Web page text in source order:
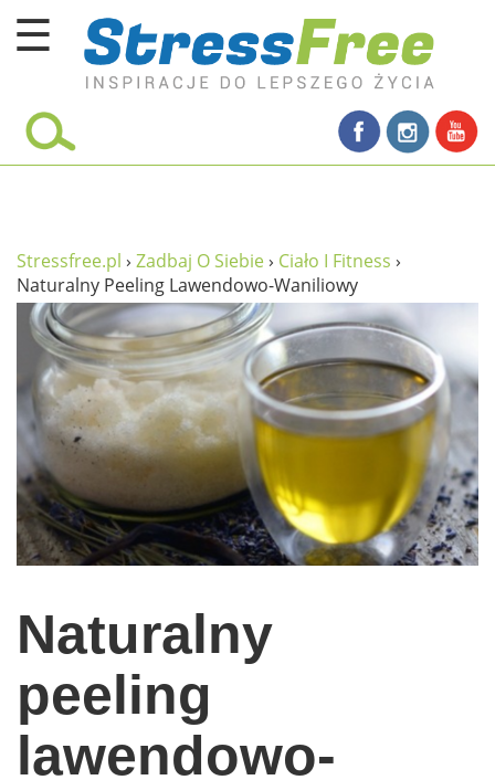
☰
Kursy online
umysł
proste życie
relaks
filozofia życia
wolność od stresu
miłość i rodzina
w rodzinie
wychowanie dzieci
edukacja
Odżywianie
Inspiracje
sposób na życie
podróże
Stressfree.pl › Zadbaj O Siebie› Ciało I Fitness ›
Naturalny Peeling Lawendowo-Waniliowy
Naturalny
peeling
lawendowo-